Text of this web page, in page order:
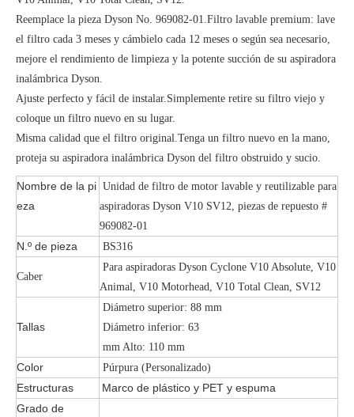
Reemplace la pieza Dyson No. 969082-01.Filtro lavable premium: lave
el filtro cada 3 meses y cámbielo cada 12 meses o según sea necesario,
mejore el rendimiento de limpieza y la potente succión de su aspiradora
inalámbrica Dyson.
Ajuste perfecto y fácil de instalar.Simplemente retire su filtro viejo y
coloque un filtro nuevo en su lugar.
Misma calidad que el filtro original.Tenga un filtro nuevo en la mano,
proteja su aspiradora inalámbrica Dyson del filtro obstruido y sucio.
Nombre de la pi
eza
Unidad de filtro de motor lavable y reutilizable para
aspiradoras Dyson V10 SV12, piezas de repuesto #
969082-01
N.º de pieza BS316
Caber
Para aspiradoras Dyson Cyclone V10 Absolute, V10
Animal, V10 Motorhead, V10 Total Clean, SV12
Tallas
Diámetro superior: 88 mm
Diámetro inferior: 63
mm Alto: 110 mm
Color Púrpura (Personalizado)
Estructuras
Marco de plástico y PET y espuma
Grado de